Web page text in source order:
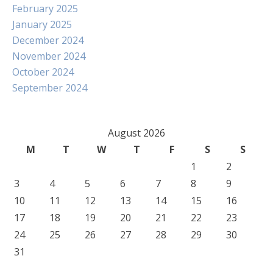
February 2025
January 2025
December 2024
November 2024
October 2024
September 2024
August 2026
M
T W T F S
S
1
2
3
4 5 6 7 8
9
10
11 12 13 14 15
16
17
18 19 20 21 22
23
24
25 26 27 28 29
30
31